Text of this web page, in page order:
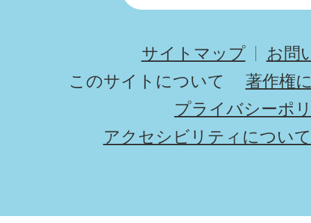
サイトマップ
お問
このサイトについて
著作権
プライバシーポ
アクセシビリティについて